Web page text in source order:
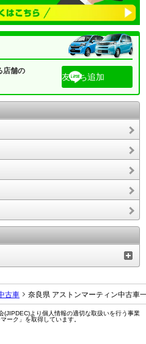
店舗の
友だち追加
古車 奈良県 アストンマーティン中古車
(JIPDEC)より個人情報の適切な取扱いを行う事業
ーク」を取得しています。